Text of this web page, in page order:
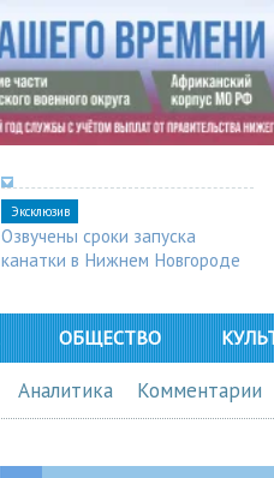
Эксклюзив
Озвучены сроки запуска
канатки в Нижнем Новгороде
ОБЩЕСТВО
Аналитика Комментарии